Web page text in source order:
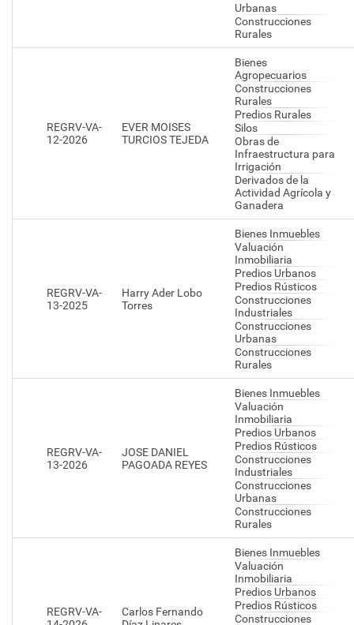
Urbanas
Construcciones
Rurales
REGRV-VA-
12-2026
EVER MOISES
TURCIOS TEJEDA
Bienes
Agropecuarios
Construcciones
Rurales
Predios Rurales
Silos
Obras de
Infraestructura para
Irrigación
Derivados de la
Actividad Agrícola y
Ganadera
REGRV-VA-
13-2025
Harry Ader Lobo
Torres
Bienes Inmuebles
Valuación
Inmobiliaria
Predios Urbanos
Predios Rústicos
Construcciones
Industriales
Construcciones
Urbanas
Construcciones
Rurales
REGRV-VA-
13-2026
JOSE DANIEL
PAGOADA REYES
Bienes Inmuebles
Valuación
Inmobiliaria
Predios Urbanos
Predios Rústicos
Construcciones
Industriales
Construcciones
Urbanas
Construcciones
Rurales
REGRV-VA-
Carlos Fernando
Bienes Inmuebles
Valuación
Inmobiliaria
Predios Urbanos
Predios Rústicos
Construcciones